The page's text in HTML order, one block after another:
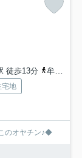
徒歩13分 牟岐線「阿波富田」駅 徒歩40分
宅地
のオヤチン♪◆